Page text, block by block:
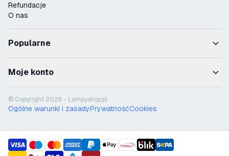
Refundacje
O nas
Popularne
Moje konto
© Copyright 2026 - Lampyshop.pl
Ogólne warunki i zasadyPrywatnośćCookies
payment methods